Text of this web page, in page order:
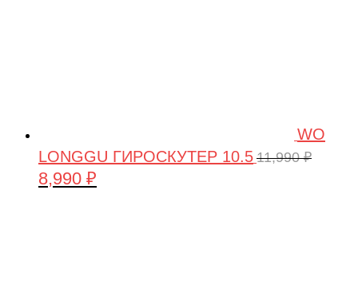
WO
LONGGU ГИРОСКУТЕР 10.5 11,990₽
Первоначальная
8,990 ₽